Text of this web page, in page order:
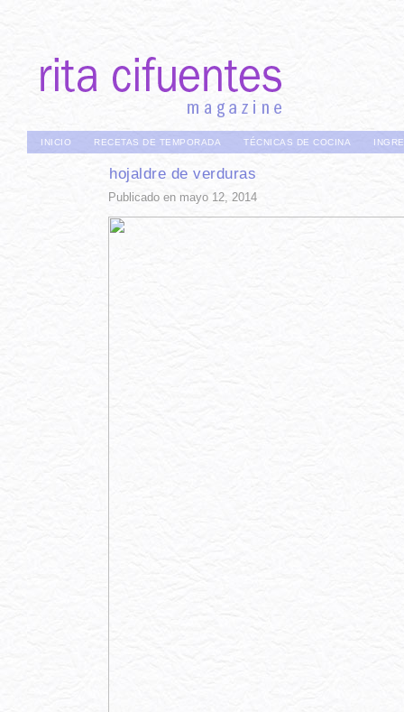
INICIO RECETAS DE TEMPORADA TÉCNICAS DE COCINA
hojaldre de verduras
Publicado en mayo 12, 2014